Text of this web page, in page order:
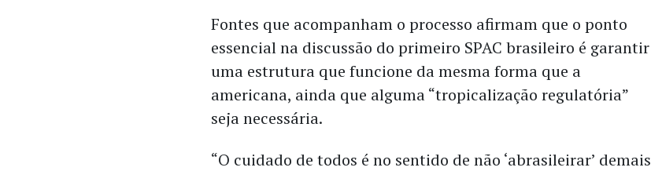
Fontes que acompanham o processo afirmam que o ponto
essencial na discussão do primeiro SPAC brasileiro é garantir
uma estrutura que funcione da mesma forma que a
americana, ainda que alguma “tropicalização regulatória”
seja necessária.
“O cuidado de todos é no sentido de não ‘abrasileirar’ demais